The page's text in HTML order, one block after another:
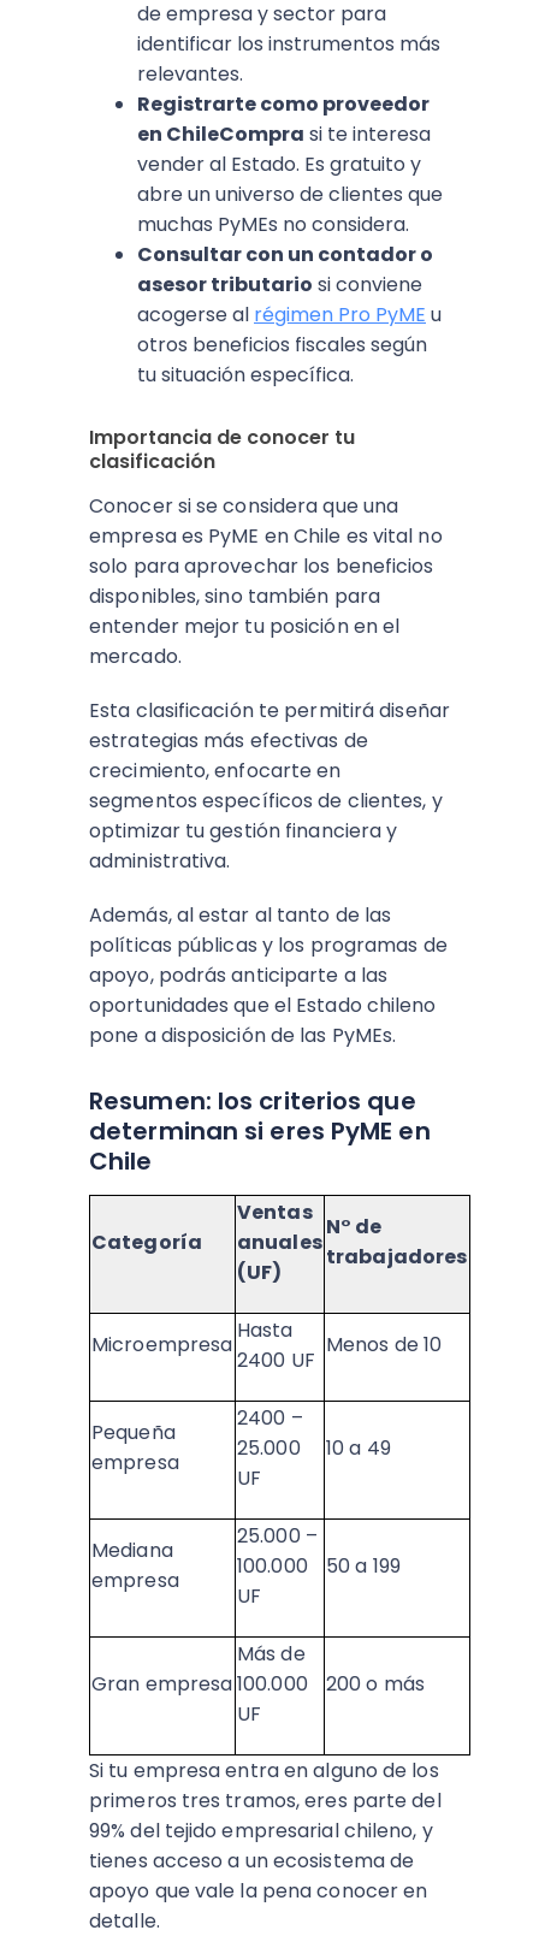
de empresa y sector para
identificar los instrumentos más
relevantes.
Registrarte como proveedor
en ChileCompra si te interesa
vender al Estado. Es gratuito y
abre un universo de clientes que
muchas PyMEs no considera.
Consultar con un contador o
asesor tributario si conviene
acogerse al régimen Pro PyME u
otros beneficios fiscales según
tu situación específica.
Importancia de conocer tu
clasificación
Conocer si se considera que una
empresa es PyME en Chile es vital no
solo para aprovechar los beneficios
disponibles, sino también para
entender mejor tu posición en el
mercado.
Esta clasificación te permitirá diseñar
estrategias más efectivas de
crecimiento, enfocarte en
segmentos específicos de clientes, y
optimizar tu gestión financiera y
administrativa.
Además, al estar al tanto de las
políticas públicas y los programas de
apoyo, podrás anticiparte a las
oportunidades que el Estado chileno
pone a disposición de las PyMEs.
Resumen: los criterios que
determinan si eres PyME en
Chile
Categoría
Ventas
anuales
(UF)
N° de
trabajadores
Microempresa
Hasta
2400 UF
Menos de 10
Pequeña
empresa
2400 –
25.000
UF
10 a 49
Mediana
empresa
25.000 –
100.000
UF
50 a 199
Gran empresa
Más de
100.000
UF
200 o más
Si tu empresa entra en alguno de los
primeros tres tramos, eres parte del
99% del tejido empresarial chileno, y
tienes acceso a un ecosistema de
apoyo que vale la pena conocer en
detalle.